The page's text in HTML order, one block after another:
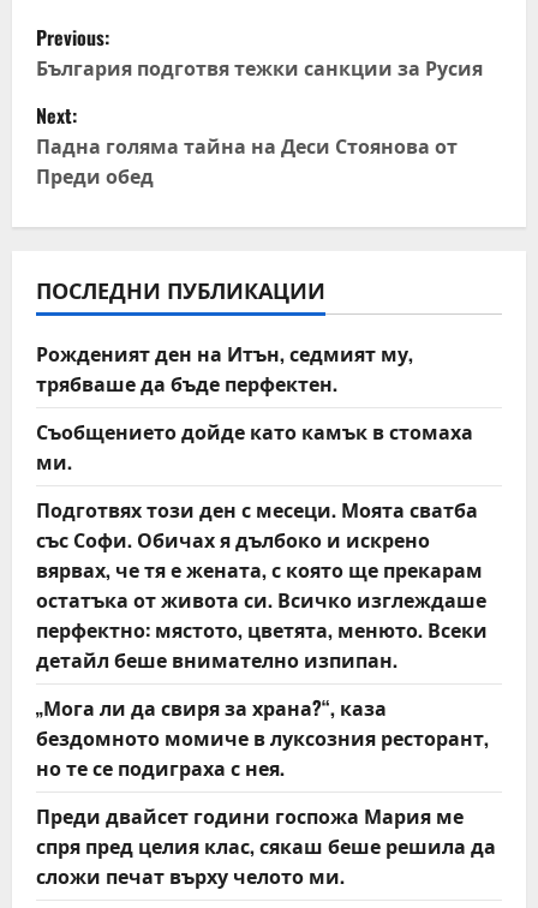
P
o
s
t
n
a
v
i
g
a
t
i
o
n
Previous:
България подготвя тежки санкции за Русия
Next:
Падна голяма тайна на Деси Стоянова от
Преди обед
ПОСЛЕДНИ ПУБЛИКАЦИИ
Рожденият ден на Итън, седмият му,
трябваше да бъде перфектен.
Съобщението дойде като камък в стомаха
ми.
Подготвях този ден с месеци. Моята сватба
със Софи. Обичах я дълбоко и искрено
вярвах, че тя е жената, с която ще прекарам
остатъка от живота си. Всичко изглеждаше
перфектно: мястото, цветята, менюто. Всеки
детайл беше внимателно изпипан.
„Мога ли да свиря за храна?“, каза
бездомното момиче в луксозния ресторант,
но те се подиграха с нея.
Преди двайсет години госпожа Мария ме
спря пред целия клас, сякаш беше решила да
сложи печат върху челото ми.